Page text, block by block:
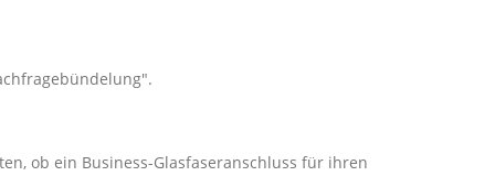
ob ein Business-Glasfaseranschluss für ihren